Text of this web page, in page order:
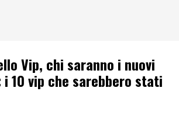
Vip, chi saranno i nuovi
10 vip che sarebbero stati